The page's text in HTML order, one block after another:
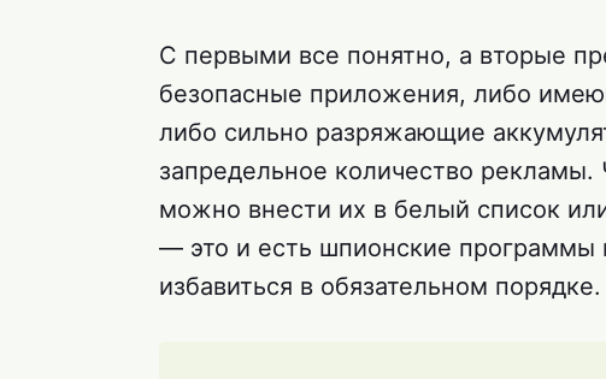
С первыми все понятно, а вторые
безопасные приложения, либо
либо сильно разряжающие
запредельное количество
можно внести их в белый список
— это и есть шпионские программы
избавиться в обязательном порядке.